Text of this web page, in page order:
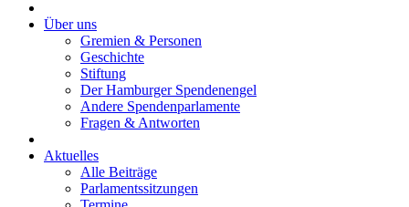
Über uns
Gremien & Personen
Geschichte
Stiftung
Der Hamburger Spendenengel
Andere Spendenparlamente
Fragen & Antworten
Aktuelles
Alle Beiträge
Parlamentssitzungen